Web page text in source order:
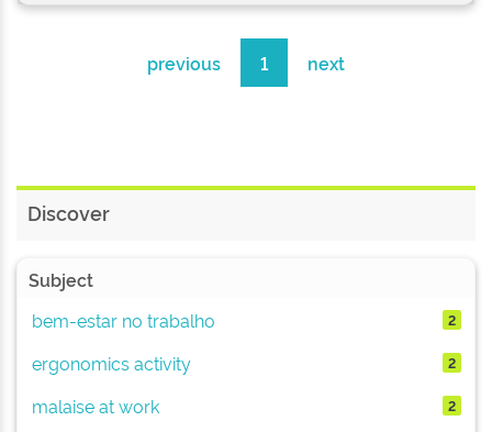
previous 1 next
Discover
Subject
bem-estar no trabalho
2
ergonomics activity 2
malaise at work 2